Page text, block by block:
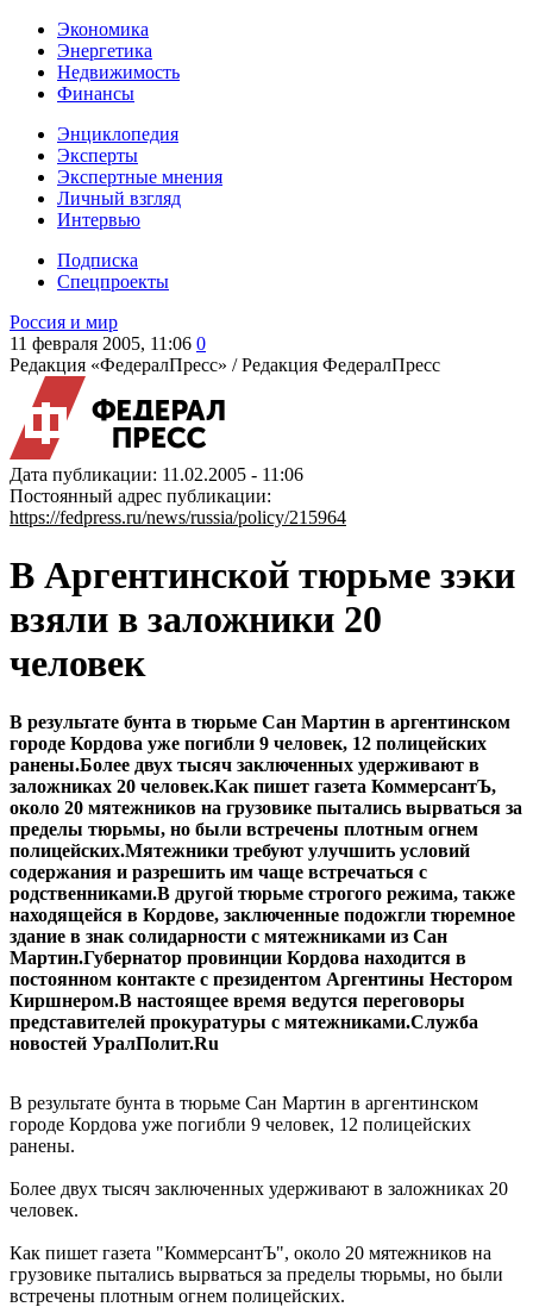
Экономика
Энергетика
Недвижимость
Финансы
Энциклопедия
Эксперты
Экспертные мнения
Личный взгляд
Интервью
Подписка
Спецпроекты
Россия и мир
11 февраля 2005, 11:06 0
Редакция «ФедералПресс» /Редакция ФедералПресс
Дата публикации: 11.02.2005 - 11:06
Постоянный адрес публикации:
https://fedpress.ru/news/russia/policy/215964
В Аргентинской тюрьме зэки
взяли в заложники 20
человек
В результате бунта в тюрьме Сан Мартин в аргентинском
городе Кордова уже погибли 9 человек, 12 полицейских
ранены.Более двух тысяч заключенных удерживают в
заложниках 20 человек.Как пишет газета КоммерсантЪ,
около 20 мятежников на грузовике пытались вырваться за
пределы тюрьмы, но были встречены плотным огнем
полицейских.Мятежники требуют улучшить условий
содержания и разрешить им чаще встречаться с
родственниками.В другой тюрьме строгого режима, также
находящейся в Кордове, заключенные подожгли тюремное
здание в знак солидарности с мятежниками из Сан
Мартин.Губернатор провинции Кордова находится в
постоянном контакте с президентом Аргентины Нестором
Киршнером.В настоящее время ведутся переговоры
представителей прокуратуры с мятежниками.Служба
новостей УралПолит.Ru
В результате бунта в тюрьме Сан Мартин в аргентинском
городе Кордова уже погибли 9 человек, 12 полицейских
ранены.
Более двух тысяч заключенных удерживают в заложниках 20
человек.
Как пишет газета "КоммерсантЪ", около 20 мятежников на
грузовике пытались вырваться за пределы тюрьмы, но были
встречены плотным огнем полицейских.